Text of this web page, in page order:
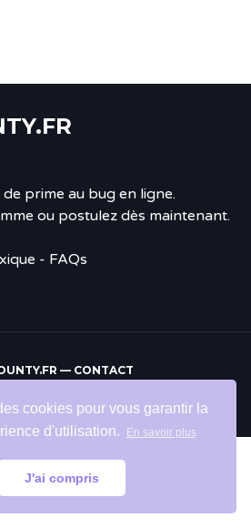
cookies pour vous garantir la
d'utilisation.
En savoir plus
J'ai compris
prime au bug en ligne.
ou postulez dès maintenant.
- FAQs
— CONTACT
en